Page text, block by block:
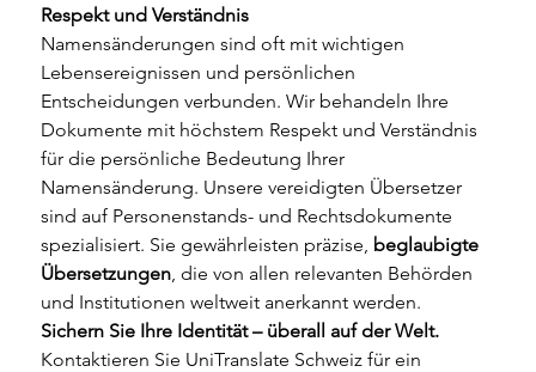
Respekt und Verständnis
Namensänderungen sind oft mit wichtigen
Lebensereignissen und persönlichen
Entscheidungen verbunden. Wir behandeln Ihre
Dokumente mit höchstem Respekt und Verständnis
für die persönliche Bedeutung Ihrer
Namensänderung. Unsere vereidigten Übersetzer
sind auf Personenstands- und Rechtsdokumente
spezialisiert. Sie gewährleisten präzise, beglaubigte
Übersetzungen, die von allen relevanten Behörden
und Institutionen weltweit anerkannt werden.
Sichern Sie Ihre Identität – überall auf der Welt.
Kontaktieren Sie UniTranslate Schweiz für ein